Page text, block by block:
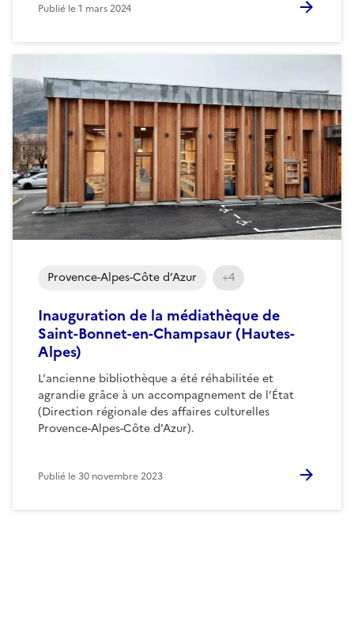
Publié le1 mars 2024
Inauguration de la médiathèque de
Saint-Bonnet-en-Champsaur (Hautes-
Alpes)
L'ancienne bibliothèque a été réhabilitée et
agrandie grâce à un accompagnement de l’État
(Direction régionale des affaires culturelles
Provence-Alpes-Côte d'Azur).
Provence-Alpes-Côte d’Azur +4
Publié le30 novembre 2023